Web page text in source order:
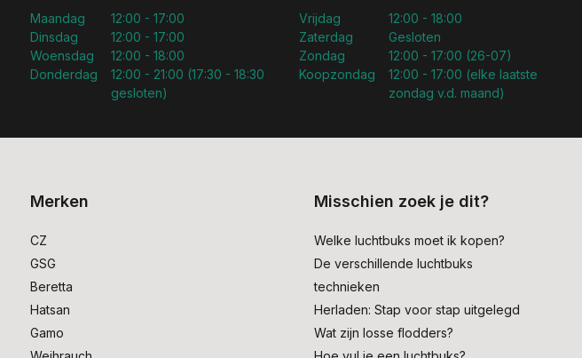
Maandag
Dinsdag
Woensdag
Donderdag
12:00 - 17:00
12:00 - 17:00
12:00 - 18:00
12:00 - 21:00 (17:30 - 18:30
gesloten)
Vrijdag
Zaterdag
Zondag
Koopzondag
12:00 - 18:00
Gesloten
12:00 - 17:00 (26-07)
12:00 - 17:00 (elke laatste
zondag v.d. maand)
Merken
CZ
GSG
Beretta
Hatsan
Gamo
Misschien zoek je dit?
Welke luchtbuks moet ik kopen?
De verschillende luchtbuks
technieken
Herladen: Stap voor stap uitgelegd
Wat zijn losse flodders?